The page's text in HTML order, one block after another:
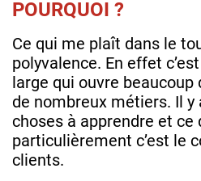
POURQUOI ?
Ce qui me plaît dans le
polyvalence. En effet
large qui ouvre
de nombreux métiers. Il y
choses à apprendre et ce
particulièrement c’est le
clients.